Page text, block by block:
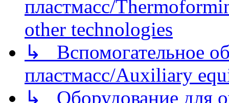
пластмасс/
other technologies
↳ Вспомогательное
пластмасс/Auxiliary
↳ Оборудование для